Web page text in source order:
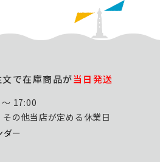
で在庫商品が当日発送
17:00
の他当店が定める休業日
ダー